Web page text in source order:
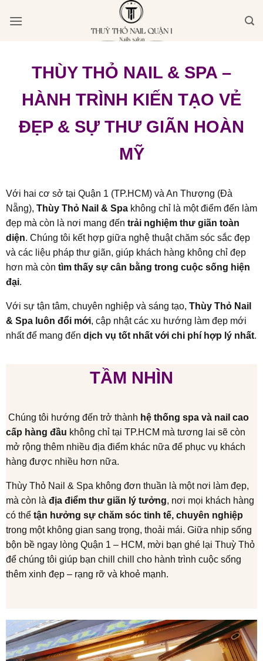
qua
THÙY THỎ NAIL & SPA –
HÀNH TRÌNH KIẾN TẠO VẺ
ĐẸP & SỰ THƯ GIÃN HOÀN
MỸ
Với hai cơ sở tại Quận 1 (TP.HCM) và An Thượng (Đà
Nẵng), Thùy Thỏ Nail & Spakhông chỉ là một điểm đến làm
đẹp mà còn là nơi mang đến trải nghiệm thư giãn toàn
diện. Chúng tôi kết hợp giữa nghệ thuật chăm sóc sắc đẹp
và các liệu pháp thư giãn, giúp khách hàng không chỉ đẹp
hơn mà còn tìm thấy sự cân bằng trong cuộc sống hiện
đại.
Với sự tận tâm, chuyên nghiệp và sáng tạo, Thùy Thỏ Nail
& Spa luôn đổi mới, cập nhật các xu hướng làm đẹp mới
nhất để mang đến dịch vụ tốt nhất với chi phí hợp lý nhất.
TẦM NHÌN
Chúng tôi hướng đến trở thành hệ thống spa và nail cao
cấp hàng đầu không chỉ tại TP.HCM mà tương lai sẽ còn
mở rộng thêm nhiều địa điểm khác nữa để phục vụ khách
hàng được nhiều hơn nữa.
Thùy Thỏ Nail & Spa không đơn thuần là một nơi làm đẹp,
mà còn là địa điểm thư giãn lý tưởng, nơi mọi khách hàng
có thể tận hưởng sự chăm sóc tinh tế, chuyên nghiệp
trong một không gian sang trọng, thoải mái. Giữa nhịp sống
bộn bề ngay lòng Quận 1 – HCM, mời bạn ghé lại Thuỳ Thỏ
để chúng tôi giúp bạn chill chill cho hành trình cuộc sống
thêm xinh đẹp – rạng rỡ và khoẻ mạnh.